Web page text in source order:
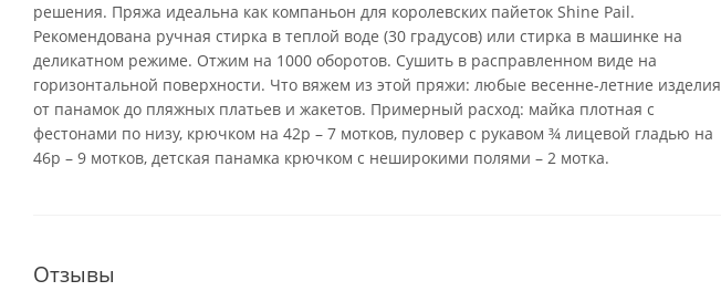
решения. Пряжа идеальна как компаньон для королевских пайеток Shine Pail.
Рекомендована ручная стирка в теплой воде (30 градусов) или стирка в машинке на
деликатном режиме. Отжим на 1000 оборотов. Сушить в расправленном виде на
горизонтальной поверхности. Что вяжем из этой пряжи: любые весенне-летние изделия
от панамок до пляжных платьев и жакетов. Примерный расход: майка плотная с
фестонами по низу, крючком на 42р – 7 мотков, пуловер с рукавом ¾ лицевой гладью на
46р – 9 мотков, детская панамка крючком с неширокими полями – 2 мотка.
Отзывы